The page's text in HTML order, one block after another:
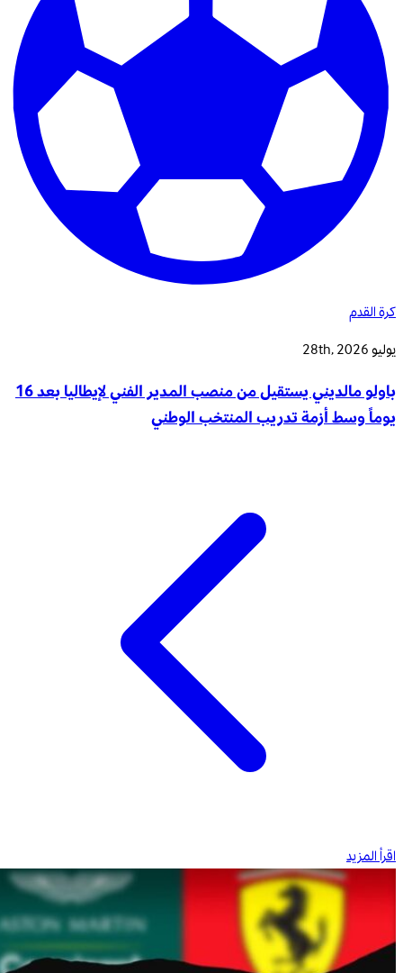
كرة القدم
يوليو 28th, 2026
باولو مالديني يستقيل من منصب المدير الفني لإيطاليا بعد 16
يوماً وسط أزمة تدريب المنتخب الوطني
اقرأ المزيد